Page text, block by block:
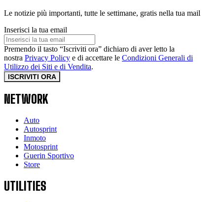
Le notizie più importanti, tutte le settimane, gratis nella tua mail
Inserisci la tua email
Premendo il tasto “Iscriviti ora” dichiaro di aver letto la
nostra Privacy Policy e di accettare le Condizioni Generali di
Utilizzo dei Siti e di Vendita.
ISCRIVITI ORA
NETWORK
Auto
Autosprint
Inmoto
Motosprint
Guerin Sportivo
Store
UTILITIES